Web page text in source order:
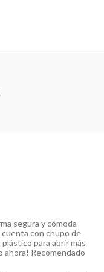
segura y cómoda
con chupo de
para abrir más
ahora! Recomendado